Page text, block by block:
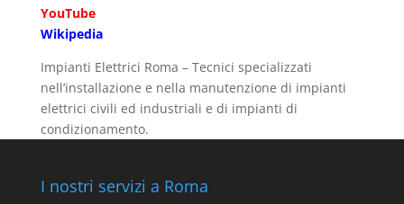
YouTube
Wikipedia
Impianti Elettrici Roma – Tecnici specializzati
nell’installazione e nella manutenzione di impianti
elettrici civili ed industriali e di impianti di
condizionamento.
I nostri servizi a Roma